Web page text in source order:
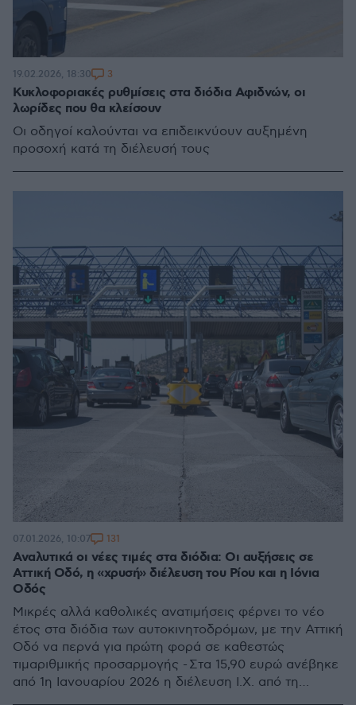
Κυκλοφοριακές ρυθμίσεις στα διόδια Αφιδνών, οι
λωρίδες που θα κλείσουν
Οι οδηγοί καλούνται να επιδεικνύουν αυξημένη
προσοχή κατά τη διέλευσή τους
19.02.2026, 18:30 3
Αναλυτικά οι νέες τιμές στα διόδια: Οι αυξήσεις σε
Αττική Οδό, η «χρυσή» διέλευση του Ρίου και η Ιόνια
Οδός
Μικρές αλλά καθολικές ανατιμήσεις φέρνει το νέο
έτος στα διόδια των αυτοκινητοδρόμων, με την Αττική
Οδό να περνά για πρώτη φορά σε καθεστώς
τιμαριθμικής προσαρμογής - Στα 15,90 ευρώ ανέβηκε
από 1η Ιανουαρίου 2026 η διέλευση Ι.Χ. από τη
07.01.2026, 10:07 131